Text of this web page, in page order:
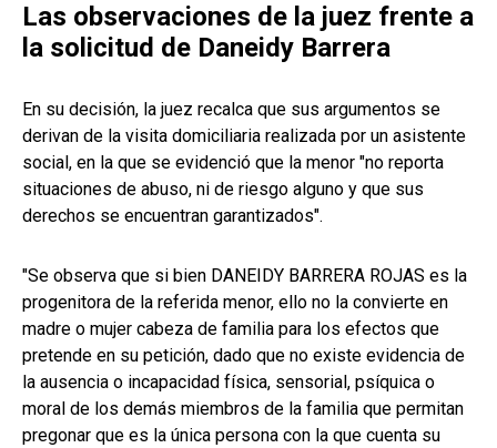
Las observaciones de la juez frente a
la solicitud de Daneidy Barrera
En su decisión, la juez recalca que sus argumentos se
derivan de la visita domiciliaria realizada por un asistente
social, en la que se evidenció que la menor "no reporta
situaciones de abuso, ni de riesgo alguno y que sus
derechos se encuentran garantizados".
"Se observa que si bien DANEIDY BARRERA ROJAS es la
progenitora de la referida menor, ello no la convierte en
madre o mujer cabeza de familia para los efectos que
pretende en su petición, dado que no existe evidencia de
la ausencia o incapacidad física, sensorial, psíquica o
moral de los demás miembros de la familia que permitan
pregonar que es la única persona con la que cuenta su